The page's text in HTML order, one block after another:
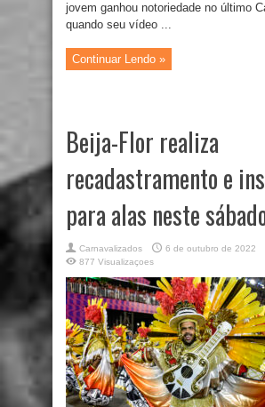
jovem ganhou notoriedade no último
quando seu vídeo ...
Continuar Lendo »
Beija-Flor realiza
recadastramento e
para alas neste
Carnavalizados 6 de outubro de 2022
877 Visualizaçoes